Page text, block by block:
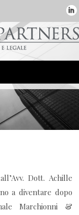
Dott. Achille
a diventare dopo
Marchionni &